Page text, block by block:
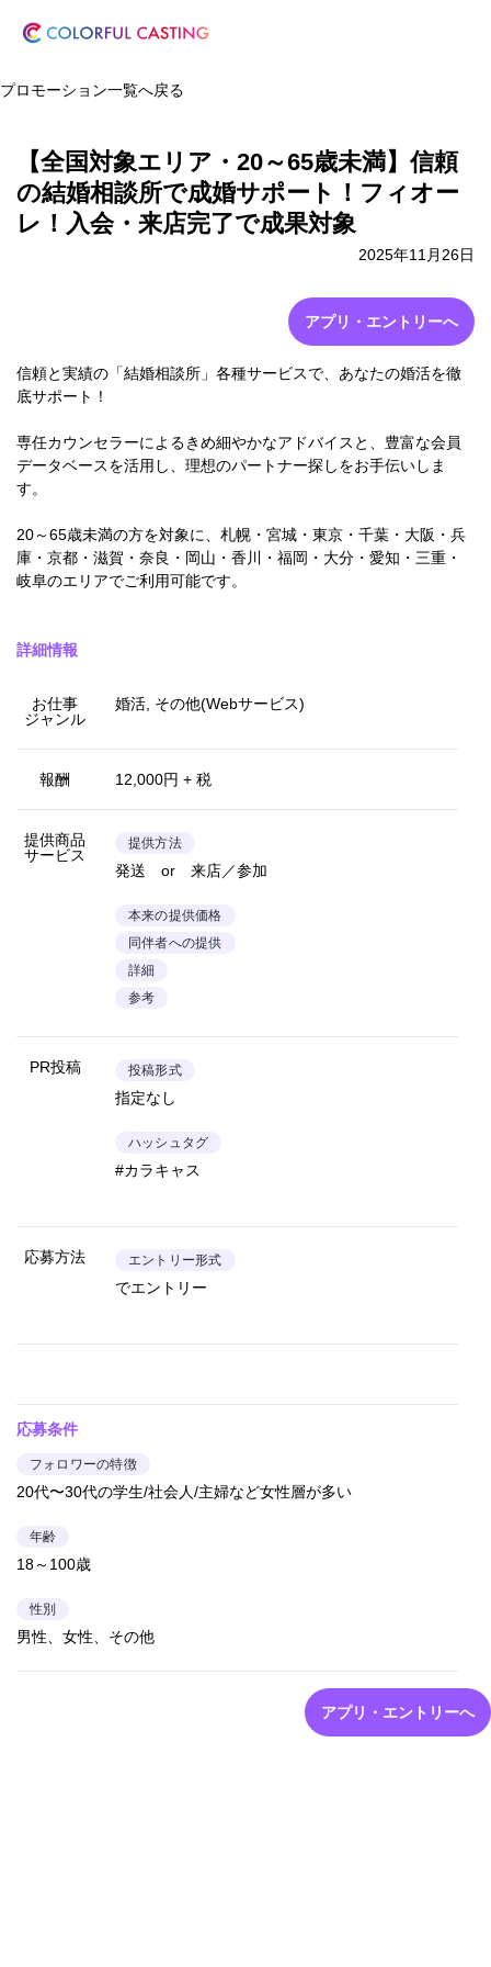
プロモーション一覧へ戻る
【全国対象エリア・20～65歳未満】信頼
の結婚相談所で成婚サポート！フィオー
レ！入会・来店完了で成果対象
2025年11月26日
アプリ・エントリーへ
信頼と実績の「結婚相談所」各種サービスで、あなたの婚活を徹
底サポート！
専任カウンセラーによるきめ細やかなアドバイスと、豊富な会員
データベースを活用し、理想のパートナー探しをお手伝いしま
す。
20～65歳未満の方を対象に、札幌・宮城・東京・千葉・大阪・兵
庫・京都・滋賀・奈良・岡山・香川・福岡・大分・愛知・三重・
岐阜のエリアでご利用可能です。
詳細情報
お仕事
ジャンル
婚活, その他(Webサービス)
報酬 12,000円 + 税
提供商品
サービス
提供方法
発送 or 来店／参加
本来の提供価格
同伴者への提供
詳細
参考
PR投稿 投稿形式
指定なし
ハッシュタグ
#カラキャス
応募方法 エントリー形式
でエントリー
応募条件
フォロワーの特徴
20代〜30代の学生/社会人/主婦など女性層が多い
年齢
18～100歳
性別
男性、女性、その他
アプリ・エントリーへ